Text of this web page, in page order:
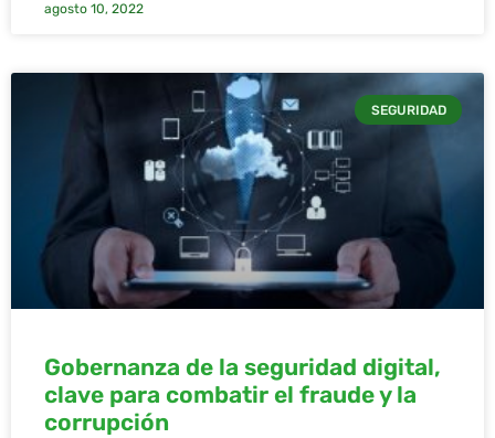
agosto 10, 2022
SEGURIDAD
Gobernanza de la seguridad digital,
clave para combatir el fraude y la
corrupción